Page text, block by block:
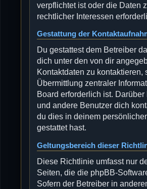
verpflichtet ist oder die Daten
rechtlicher Interessen
Gestattung der
Du gestattest dem Betreiber
dich unter den von dir
Kontaktdaten zu kontaktieren,
Übermittlung zentraler
Board erforderlich ist.
und andere Benutzer dich
du dies in deinem
gestattet hast.
Geltungsbereich dieser
Diese Richtlinie umfasst nur
Seiten, die die phpBB-
Sofern der Betreiber in